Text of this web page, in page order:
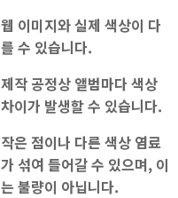
웹 이미지와 실제 색상이 다
를 수 있습니다.
제작 공정상 앨범마다 색상
차이가 발생할 수 있습니다.
작은 점이나 다른 색상 염료
가 섞여 들어갈 수 있으며, 이
는 불량이 아닙니다.